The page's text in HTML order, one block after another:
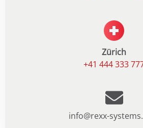
Zürich
+41 444 333
info@rexx-